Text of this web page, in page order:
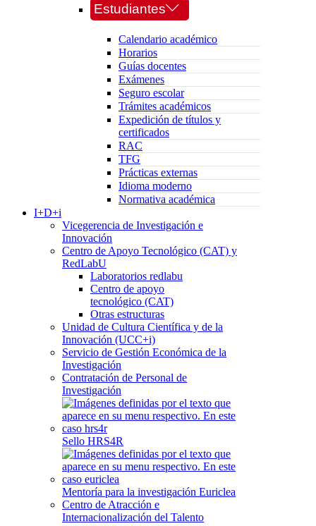
Estudiantes
Calendario académico
Horarios
Guías docentes
Exámenes
Seguro escolar
Trámites académicos
Expedición de títulos y
certificados
RAC
TFG
Prácticas externas
Idioma moderno
Normativa académica
I+D+i
Vicegerencia de Investigación e
Innovación
Centro de Apoyo Tecnológico (CAT) y
RedLabU
Laboratorios redlabu
Centro de apoyo
tecnológico (CAT)
Otras estructuras
Unidad de Cultura Científica y de la
Innovación (UCC+i)
Servicio de Gestión Económica de la
Investigación
Contratación de Personal de
Investigación
Sello HRS4R
Mentoría para la investigación Euriclea
Centro de Atracción e
Internacionalización del Talento